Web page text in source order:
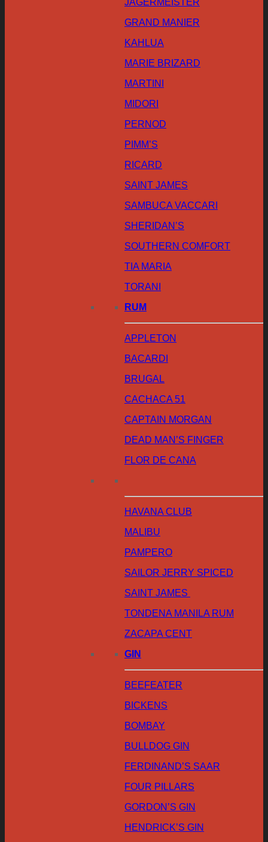
JAGERMEISTER
GRAND MANIER
KAHLUA
MARIE BRIZARD
MARTINI
MIDORI
PERNOD
PIMM’S
RICARD
SAINT JAMES
SAMBUCA VACCARI
SHERIDAN’S
SOUTHERN COMFORT
TIA MARIA
TORANI
RUM
APPLETON
BACARDI
BRUGAL
CACHACA 51
CAPTAIN MORGAN
DEAD MAN’S FINGER
FLOR DE CANA
HAVANA CLUB
MALIBU
PAMPERO
SAILOR JERRY SPICED
SAINT JAMES
TONDENA MANILA RUM
ZACAPA CENT
GIN
BEEFEATER
BICKENS
BOMBAY
BULLDOG GIN
FERDINAND’S SAAR
FOUR PILLARS
GORDON’S GIN
HENDRICK’S GIN